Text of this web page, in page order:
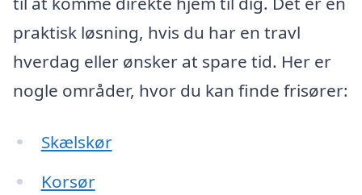
praktisk løsning, hvis du har en travl
hverdag eller ønsker at spare tid. Her er
nogle områder, hvor du kan finde frisører:
Skælskør
Korsør